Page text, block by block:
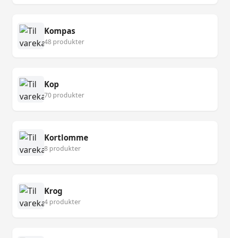
Kompas
48 produkter
Kop
70 produkter
Kortlomme
8 produkter
Krog
4 produkter